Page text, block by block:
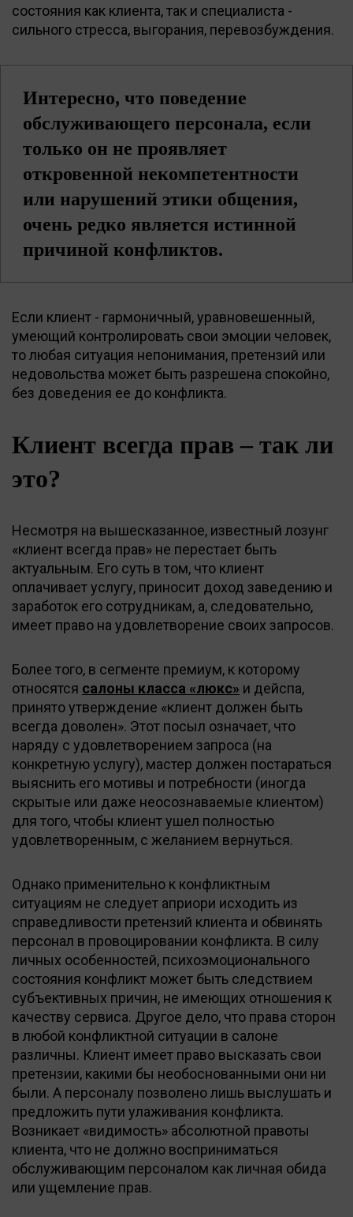
состояния как клиента, так и специалиста -
сильного стресса, выгорания, перевозбуждения.
Интересно, что поведение
обслуживающего персонала, если
только он не проявляет
откровенной некомпетентности
или нарушений этики общения,
очень редко является истинной
причиной конфликтов.
Если клиент - гармоничный, уравновешенный,
умеющий контролировать свои эмоции человек,
то любая ситуация непонимания, претензий или
недовольства может быть разрешена спокойно,
без доведения ее до конфликта.
Клиент всегда прав – так ли
это?
Несмотря на вышесказанное, известный лозунг
«клиент всегда прав» не перестает быть
актуальным. Его суть в том, что клиент
оплачивает услугу, приносит доход заведению и
заработок его сотрудникам, а, следовательно,
имеет право на удовлетворение своих запросов.
Более того, в сегменте премиум, к которому
относятся салоны класса «люкс» и дейспа,
принято утверждение «клиент должен быть
всегда доволен». Этот посыл означает, что
наряду с удовлетворением запроса (на
конкретную услугу), мастер должен постараться
выяснить его мотивы и потребности (иногда
скрытые или даже неосознаваемые клиентом)
для того, чтобы клиент ушел полностью
удовлетворенным, с желанием вернуться.
Однако применительно к конфликтным
ситуациям не следует априори исходить из
справедливости претензий клиента и обвинять
персонал в провоцировании конфликта. В силу
личных особенностей, психоэмоционального
состояния конфликт может быть следствием
субъективных причин, не имеющих отношения к
качеству сервиса. Другое дело, что права сторон
в любой конфликтной ситуации в салоне
различны. Клиент имеет право высказать свои
претензии, какими бы необоснованными они ни
были. А персоналу позволено лишь выслушать и
предложить пути улаживания конфликта.
Возникает «видимость» абсолютной правоты
клиента, что не должно восприниматься
обслуживающим персоналом как личная обида
или ущемление прав.